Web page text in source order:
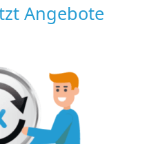
Angebote